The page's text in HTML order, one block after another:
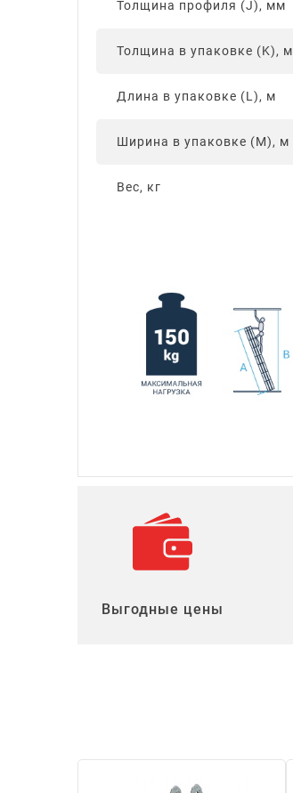
Толщина профиля (J), мм
Толщина в упаковке (K), м
Длина в упаковке (L), м
Ширина в упаковке (M), м
Вес, кг
Выгодные цены